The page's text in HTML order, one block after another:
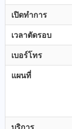
เปิดทำการ
เวลาตัดรอบ
เบอร์โทร
แผนที่
บริการ